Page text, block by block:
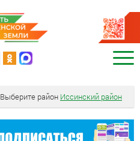
Выберите район Иссинский район